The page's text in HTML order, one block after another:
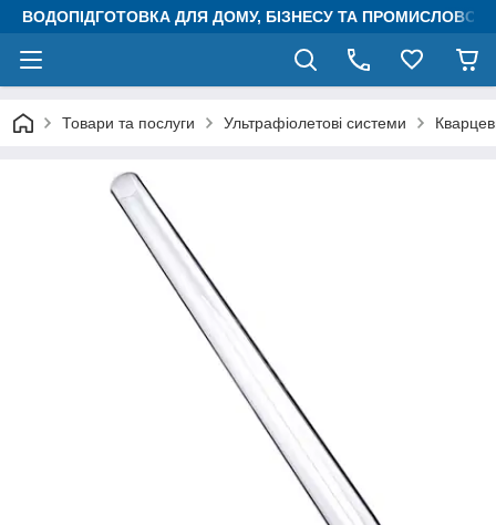
ВОДОПІДГОТОВКА ДЛЯ ДОМУ, БІЗНЕСУ ТА
Товари та послуги Ультрафіолетові системи